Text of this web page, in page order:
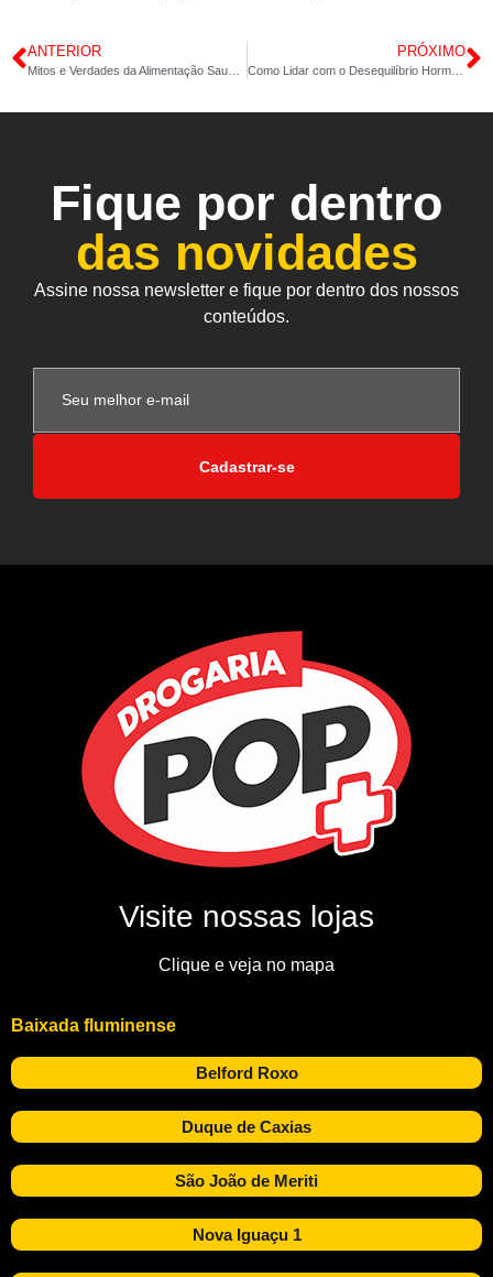
ANTERIOR PRÓXIMO
Como Lidar com o Desequilíbrio Hormonal
Fique por dentro
das novidades
Assine nossa newsletter e fique por dentro dos nossos
conteúdos.
Cadastrar-se
Visite nossas lojas
Clique e veja no mapa
Baixada fluminense
Belford Roxo
Duque de Caxias
São João de Meriti
Nova Iguaçu 1